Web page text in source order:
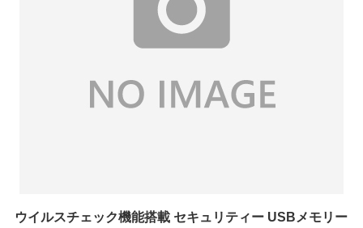
ウイルスチェック機能搭載 セキュリティー USBメモリー